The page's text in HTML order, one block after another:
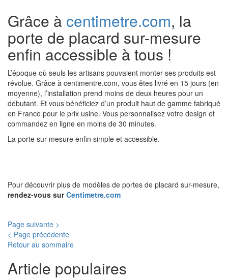
Grâce à centimetre.com, la
porte de placard sur-mesure
enfin accessible à tous !
L’époque où seuls les artisans pouvaient monter ses produits est
révolue. Grâce à centimentre.com, vous êtes livré en 15 jours (en
moyenne), l’installation prend moins de deux heures pour un
débutant. Et vous bénéficiez d’un produit haut de gamme fabriqué
en France pour le prix usine. Vous personnalisez votre design et
commandez en ligne en moins de 30 minutes.
La porte sur-mesure enfin simple et accessible.
Pour découvrir plus de modèles de portes de placard sur-mesure,
rendez-vous surCentimetre.com
Page suivante >
< Page précédente
Retour au sommaire
Article populaires